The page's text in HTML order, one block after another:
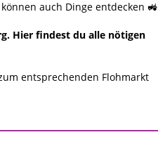
auch Dinge entdecken 🚜
Hier findest du alle nötigen
entsprechenden Flohmarkt